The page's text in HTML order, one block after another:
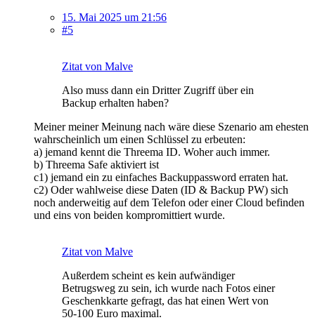
15. Mai 2025 um 21:56
#5
Zitat von Malve
Also muss dann ein Dritter Zugriff über ein
Backup erhalten haben?
Meiner meiner Meinung nach wäre diese Szenario am ehesten
wahrscheinlich um einen Schlüssel zu erbeuten:
a) jemand kennt die Threema ID. Woher auch immer.
b) Threema Safe aktiviert ist
c1) jemand ein zu einfaches Backuppassword erraten hat.
c2) Oder wahlweise diese Daten (ID & Backup PW) sich
noch anderweitig auf dem Telefon oder einer Cloud befinden
und eins von beiden kompromittiert wurde.
Zitat von Malve
Außerdem scheint es kein aufwändiger
Betrugsweg zu sein, ich wurde nach Fotos einer
Geschenkkarte gefragt, das hat einen Wert von
50-100 Euro maximal.